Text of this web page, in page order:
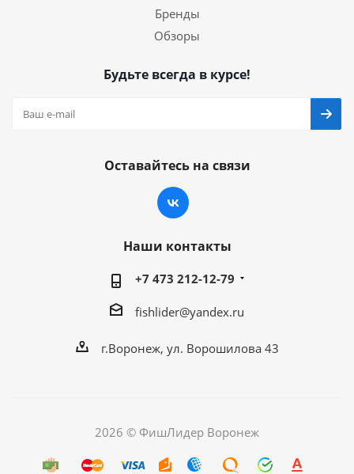
Бренды
Обзоры
Будьте всегда в курсе!
Оставайтесь на связи
Наши контакты
+7 473 212-12-79
fishlider@yandex.ru
г.Воронеж, ул. Ворошилова 43
2026 © ФишЛидер Воронеж